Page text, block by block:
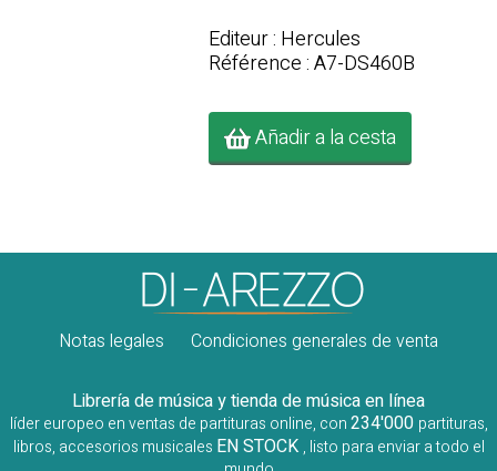
Editeur : Hercules
Référence : A7-DS460B
Añadir a la cesta
Notas legales Condiciones generales de venta
Librería de música y tienda de música en línea
líder europeo en ventas de partituras online, con234'000 partituras,
libros, accesorios musicales EN STOCK , listo para enviar a todo el